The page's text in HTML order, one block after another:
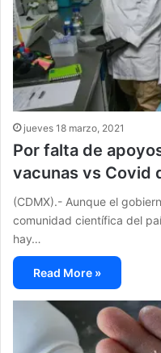
jueves 18 marzo, 2021
Por falta de
vacunas vs Covid
(CDMX).- Aunque el
comunidad científica del
hay…
Read More »